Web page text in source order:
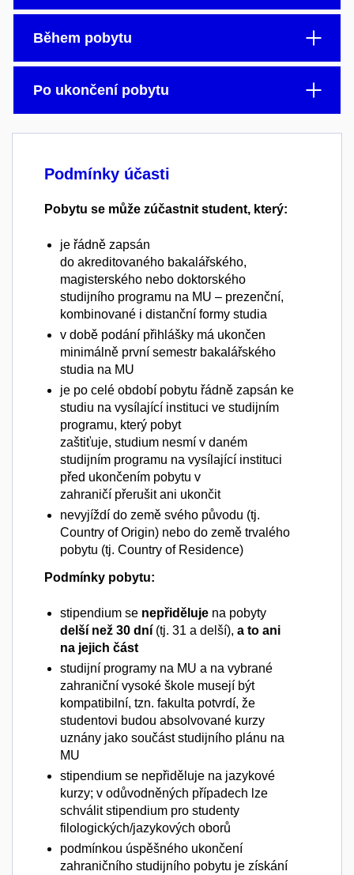
Během pobytu
Po ukončení pobytu
Podmínky účasti
Pobytu se může zúčastnit student, který:
je řádně zapsán
do akreditovaného bakalářského,
magisterského nebo doktorského
studijního programu na MU – prezenční,
kombinované i distanční formy studia
v době podání přihlášky má ukončen
minimálně první semestr bakalářského
studia na MU
je po celé období pobytu řádně zapsán ke
studiu na vysílající instituci ve studijním
programu, který pobyt
zaštiťuje, studium nesmí v daném
studijním programu na vysílající instituci
před ukončením pobytu v
zahraničí přerušit ani ukončit
nevyjíždí do země svého původu (tj.
Country of Origin) nebo do země trvalého
pobytu (tj. Country of Residence)
Podmínky pobytu:
stipendium se nepřiděluje na pobyty
delší než 30 dní (tj. 31 a delší), a to ani
na jejich část
studijní programy na MU a na vybrané
zahraniční vysoké škole musejí být
kompatibilní, tzn. fakulta potvrdí, že
studentovi budou absolvované kurzy
uznány jako součást studijního plánu na
MU
stipendium se nepřiděluje na jazykové
kurzy; v odůvodněných případech lze
schválit stipendium pro studenty
filologických/jazykových oborů
podmínkou úspěšného ukončení
zahraničního studijního pobytu je získání